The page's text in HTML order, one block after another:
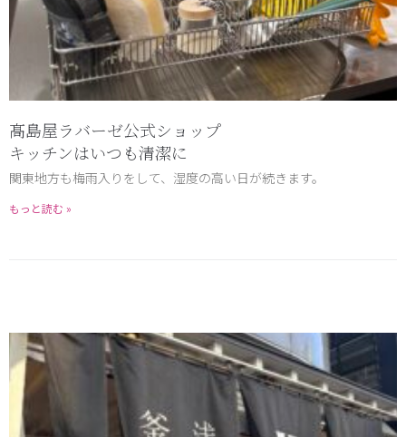
髙島屋ラバーゼ公式ショップ
キッチンはいつも清潔に
関東地方も梅雨入りをして、湿度の高い日が続きます。
もっと読む »